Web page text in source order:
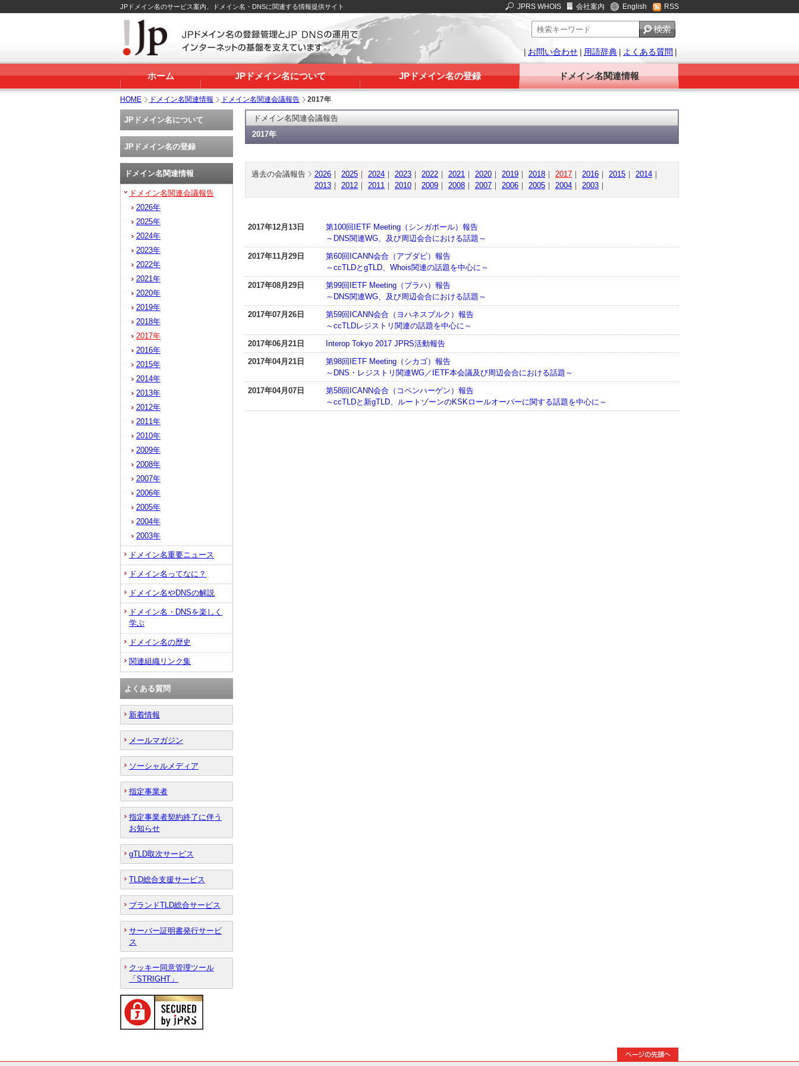
JPドメイン名のサービス案内、ドメイン名・DNSに関連する情報提供サイト JPRS WHOIS 会社案内 English RSS
| お問い合わせ | 用語辞典 | よくある質問 |
ホーム JPドメイン名について JPドメイン名の登録 ドメイン名関連情報
HOME ドメイン名関連情報 ドメイン名関連会議報告 2017年
ドメイン名関連会議報告
2017年
過去の会議報告 2026 ｜ 2025 ｜ 2024 ｜ 2023 ｜ 2022 ｜ 2021 ｜ 2020 ｜ 2019 ｜ 2018 ｜ 2017 ｜ 2016 ｜ 2015 ｜ 2014 ｜
2013 ｜ 2012 ｜ 2011 ｜ 2010 ｜ 2009 ｜ 2008 ｜ 2007 ｜ 2006 ｜ 2005 ｜ 2004 ｜ 2003 ｜
2017年12月13日
第100回IETF Meeting（シンガポール）報告
～DNS関連WG、及び周辺会合における話題～
2017年11月29日
第60回ICANN会合（アブダビ）報告
～ccTLDとgTLD、Whois関連の話題を中心に～
2017年08月29日
第99回IETF Meeting（プラハ）報告
～DNS関連WG、及び周辺会合における話題～
2017年07月26日
第59回ICANN会合（ヨハネスブルク）報告
～ccTLDレジストリ関連の話題を中心に～
2017年06月21日
Interop Tokyo 2017 JPRS活動報告
2017年04月21日
第98回IETF Meeting（シカゴ）報告
～DNS・レジストリ関連WG／IETF本会議及び周辺会合における話題～
2017年04月07日
第58回ICANN会合（コペンハーゲン）報告
～ccTLDと新gTLD、ルートゾーンのKSKロールオーバーに関する話題を中心に～
JPドメイン名について
JPドメイン名の登録
ドメイン名関連情報
ドメイン名関連会議報告
2026年
2025年
2024年
2023年
2022年
2021年
2020年
2019年
2018年
2017年
2016年
2015年
2014年
2013年
2012年
2011年
2010年
2009年
2008年
2007年
2006年
2005年
2004年
2003年
ドメイン名重要ニュース
ドメイン名ってなに？
ドメイン名やDNSの解説
ドメイン名・DNSを楽しく
学ぶ
ドメイン名の歴史
関連組織リンク集
よくある質問
新着情報
メールマガジン
ソーシャルメディア
指定事業者
指定事業者契約終了に伴う
お知らせ
gTLD取次サービス
TLD総合支援サービス
ブランドTLD総合サービス
サーバー証明書発行サービ
ス
クッキー同意管理ツール
「STRIGHT」